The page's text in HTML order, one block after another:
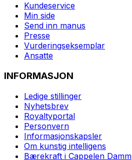
Kundeservice
Min side
Send inn manus
Presse
Vurderingseksemplar
Ansatte
INFORMASJON
Ledige stillinger
Nyhetsbrev
Royaltyportal
Personvern
Informasjonskapsler
Om kunstig intelligens
Bærekraft i Cappelen Damm